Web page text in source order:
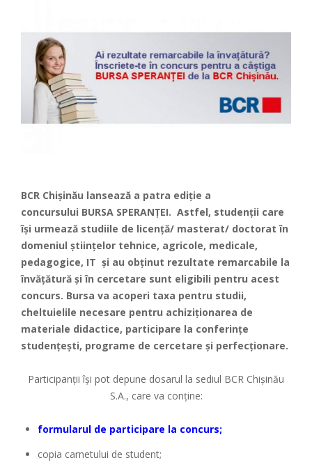
BCR Chișinău lansează a patra ediție a
concursului BURSA SPERANȚEI. Astfel, studenții care
își urmează studiile de licență/ masterat/ doctorat în
domeniul științelor tehnice, agricole, medicale,
pedagogice, IT și au obținut rezultate remarcabile la
învățătură și în cercetare sunt eligibili pentru acest
concurs. Bursa va acoperi taxa pentru studii,
cheltuielile necesare pentru achiziționarea de
materiale didactice, participare la conferințe
studențești, programe de cercetare și perfecționare.
Participanţii își pot depune dosarul la sediul BCR Chișinău
S.A., care va conține:
formularul de participare la concurs;
copia carnetului de student;